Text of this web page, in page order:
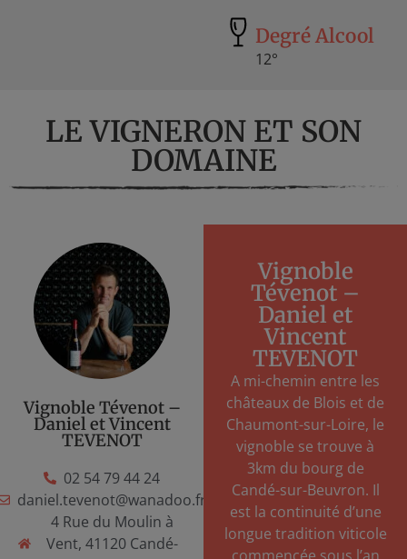
Degré Alcool
12°
LE VIGNERON ET SON
DOMAINE
Vignoble Tévenot –
Daniel et Vincent
TEVENOT
02 54 79 44 24
daniel.tevenot@wanadoo.fr
4 Rue du Moulin à
Vent, 41120 Candé-
Vignoble
Tévenot –
Daniel et
Vincent
TEVENOT
A mi-chemin entre les
châteaux de Blois et de
Chaumont-sur-Loire, le
vignoble se trouve à
3km du bourg de
Candé-sur-Beuvron. Il
est la continuité d’une
longue tradition viticole